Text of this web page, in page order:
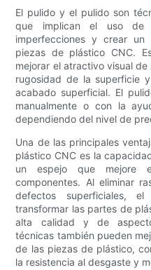
El pulido y el pulido son
que implican el uso de
imperfecciones y crear
piezas de plástico CNC.
mejorar el atractivo visual
rugosidad de la superficie
acabado superficial. El
manualmente o con la
dependiendo del nivel de
Una de las principales
plástico CNC es la
un espejo que mejore
componentes. Al eliminar
defectos superficiales,
transformar las partes de
alta calidad y de
técnicas también pueden
de las piezas de plástico,
la resistencia al desgaste y